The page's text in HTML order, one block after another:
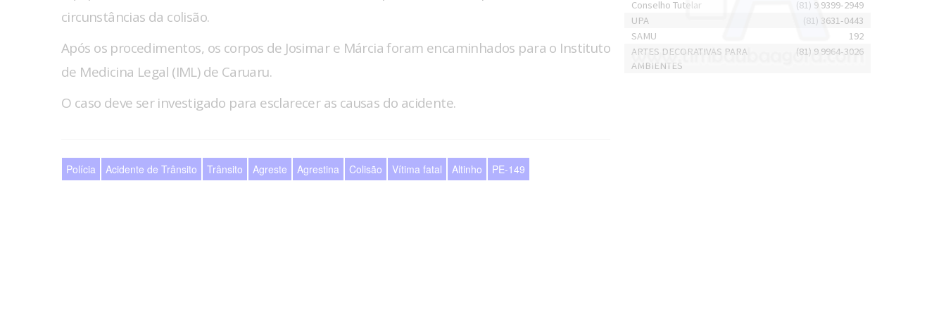
circunstâncias da colisão.
Após os procedimentos, os corpos de Josimar e Márcia foram encaminhados para o Instituto
de Medicina Legal (IML) de Caruaru.
O caso deve ser investigado para esclarecer as causas do acidente.
Polícia Acidente de Trânsito Trânsito Agreste Agrestina Colisão Vítima fatal Altinho PE-149
Conselho Tutelar
(81) 9 9399-2949
UPA
(81) 3631-0443
SAMU
192
ARTES DECORATIVAS PARA
AMBIENTES
(81) 9 9964-3026